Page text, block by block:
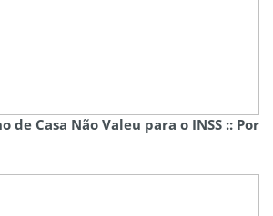
de Casa Não Valeu para o INSS :: Por